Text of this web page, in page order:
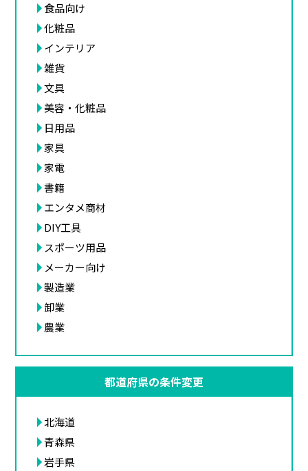
食品向け
化粧品
インテリア
雑貨
文具
美容・化粧品
日用品
家具
家電
書籍
エンタメ商材
DIY工具
スポーツ用品
メーカー向け
製造業
卸業
農業
都道府県の条件変更
北海道
青森県
岩手県